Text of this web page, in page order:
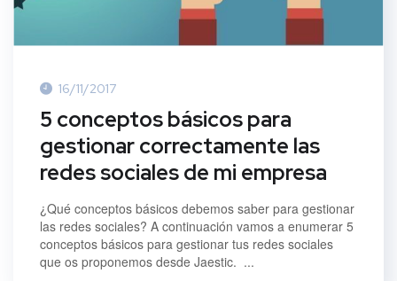
16/11/2017
5 conceptos básicos para
gestionar correctamente las
redes sociales de mi empresa
¿Qué conceptos básicos debemos saber para gestionar
las redes sociales? A continuación vamos a enumerar 5
conceptos básicos para gestionar tus redes sociales
que os proponemos desde Jaestic. ...